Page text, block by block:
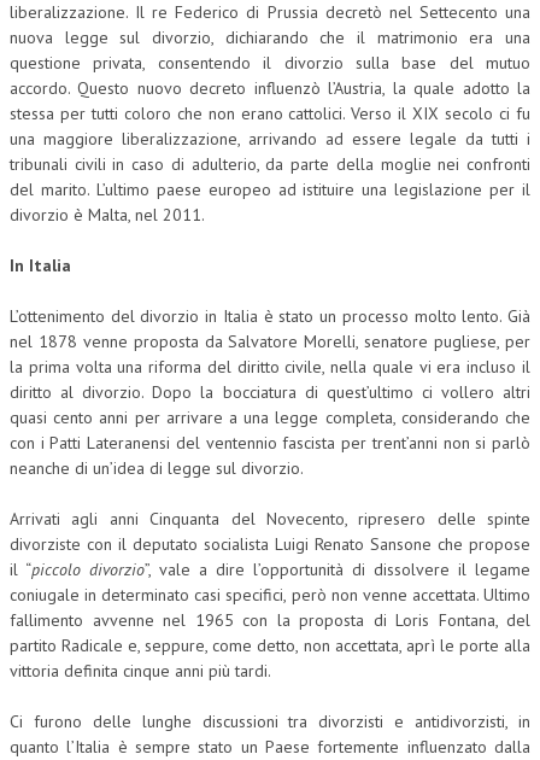
DIRITTO DEL LAVORO
DIRITTO DEL WEB
DIRITTO DELLE IMPRESE IN CRISI
CRIMINOLOGIA E CRIMINALISTICA
SICUREZZA SUL LAVORO
FISCALITÀ INTERNAZIONALE
TAX RISK MANAGEMENT
CRIMINOLOGIA TRIBUTARIA
CFC E PARADISI FISCALI
TRANSFER PRICING
PRASSI
AMMINISTRATIVA
TRIBUTARIA
EUROPEA
liberalizzazione. Il re Federico di Prussia decretò nel Settecento una
nuova legge sul divorzio, dichiarando che il matrimonio era una
questione privata, consentendo il divorzio sulla base del mutuo
accordo. Questo nuovo decreto influenzò l’Austria, la quale adotto la
stessa per tutti coloro che non erano cattolici. Verso il XIX secolo ci fu
una maggiore liberalizzazione, arrivando ad essere legale da tutti i
tribunali civili in caso di adulterio, da parte della moglie nei confronti
del marito. L’ultimo paese europeo ad istituire una legislazione per il
divorzio è Malta, nel 2011.
In Italia
L’ottenimento del divorzio in Italia è stato un processo molto lento. Già
nel 1878 venne proposta da Salvatore Morelli, senatore pugliese, per
la prima volta una riforma del diritto civile, nella quale vi era incluso il
diritto al divorzio. Dopo la bocciatura di quest’ultimo ci vollero altri
quasi cento anni per arrivare a una legge completa, considerando che
con i Patti Lateranensi del ventennio fascista per trent’anni non si parlò
neanche di un’idea di legge sul divorzio.
Arrivati agli anni Cinquanta del Novecento, ripresero delle spinte
divorziste con il deputato socialista Luigi Renato Sansone che propose
il “piccolo divorzio”, vale a dire l’opportunità di dissolvere il legame
coniugale in determinato casi specifici, però non venne accettata. Ultimo
fallimento avvenne nel 1965 con la proposta di Loris Fontana, del
partito Radicale e, seppure, come detto, non accettata, aprì le porte alla
vittoria definita cinque anni più tardi.
Ci furono delle lunghe discussioni tra divorzisti e antidivorzisti, in
quanto l’Italia è sempre stato un Paese fortemente influenzato dalla